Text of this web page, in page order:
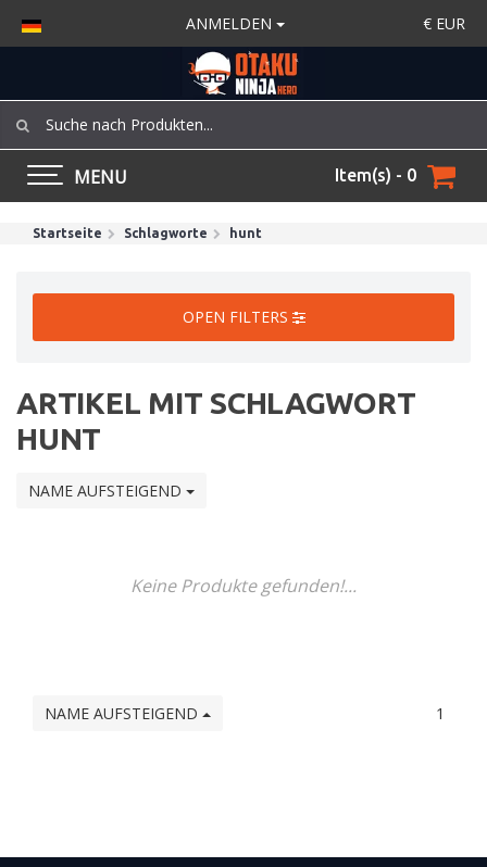
ANMELDEN € EUR
MENU Item(s) - 0
Startseite Schlagworte hunt
OPEN FILTERS
ARTIKEL MIT SCHLAGWORT
HUNT
NAME AUFSTEIGEND
Keine Produkte gefunden!...
NAME AUFSTEIGEND 1